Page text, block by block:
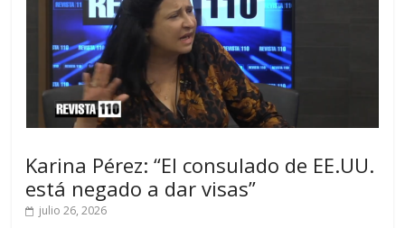
Karina Pérez: “El consulado de EE.UU.
está negado a dar visas”
julio 26, 2026